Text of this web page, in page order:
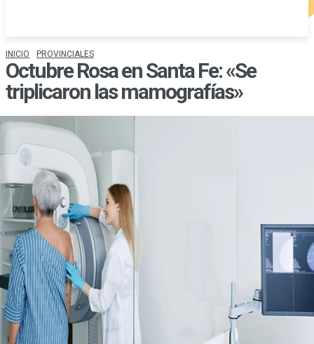
INICIO PROVINCIALES
Octubre Rosa en Santa Fe: «Se
triplicaron las mamografías»